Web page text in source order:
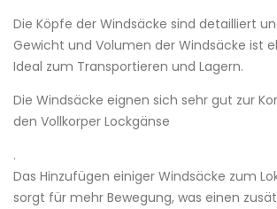
Die Köpfe der Windsäcke sind detailliert
Gewicht und Volumen der Windsäcke ist
Ideal zum Transportieren und Lagern.
Die Windsäcke eignen sich sehr gut zur
den Vollkorper Lockgänse
.
Das Hinzufügen einiger Windsäcke zum
sorgt für mehr Bewegung, was einen